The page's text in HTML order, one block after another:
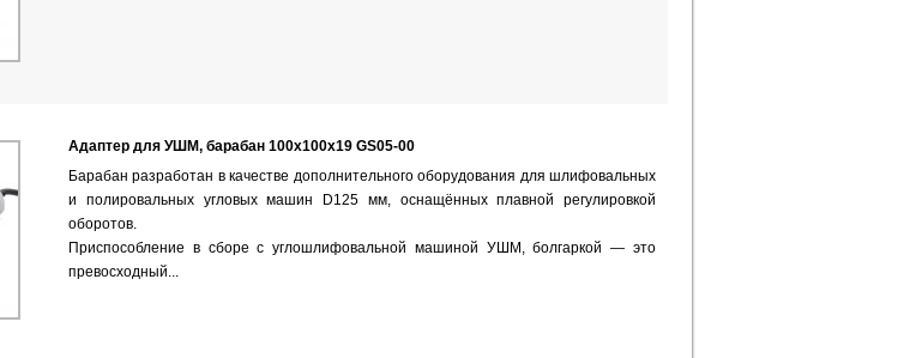
Адаптер для УШМ, барабан 100х100х19 GS05-00
Барабан разработан в качестве дополнительного оборудования для шлифовальных
и полировальных угловых машин D125 мм, оснащённых плавной регулировкой
оборотов.
Приспособление в сборе с углошлифовальной машиной УШМ, болгаркой — это
превосходный...